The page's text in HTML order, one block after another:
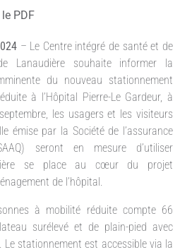
PDF
– Le Centre intégré de santé et de
Lanaudière souhaite informer la
du nouveau stationnement
à l’Hôpital Pierre-Le Gardeur, à
les usagers et les visiteurs
émise par la Société de l’assurance
seront en mesure d’utiliser
se place au cœur du projet
de l’hôpital.
à mobilité réduite compte 66
surélevé et de plain-pied avec
Le stationnement est accessible via la